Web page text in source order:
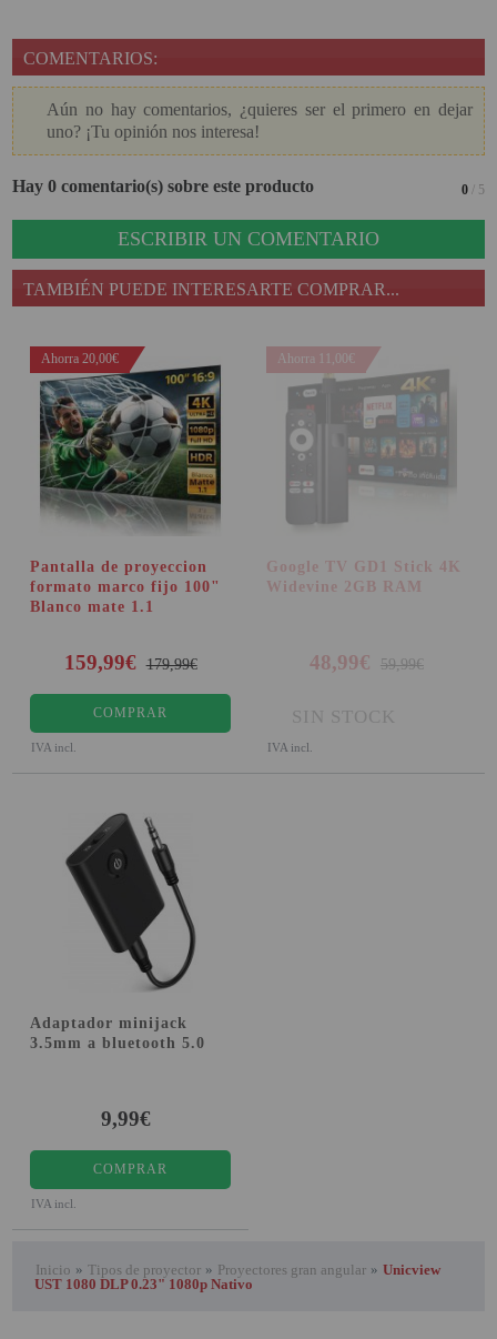
COMENTARIOS:
Aún no hay comentarios, ¿quieres ser el primero en dejar
uno? ¡Tu opinión nos interesa!
Hay 0 comentario(s) sobre este producto 0/ 5
ESCRIBIR UN COMENTARIO
TAMBIÉN PUEDE INTERESARTE COMPRAR...
Ahorra 20,00€
Pantalla de proyeccion
formato marco fijo 100"
Blanco mate 1.1
159,99€ 179,99€
COMPRAR
IVA incl.
Ahorra 11,00€
Google TV GD1 Stick 4K
Widevine 2GB RAM
48,99€ 59,99€
SIN STOCK
IVA incl.
Adaptador minijack
3.5mm a bluetooth 5.0
9,99€
COMPRAR
IVA incl.
Inicio » Tipos de proyector » Proyectores gran angular » Unicview
UST 1080 DLP 0.23" 1080p Nativo